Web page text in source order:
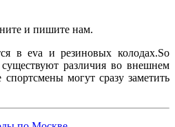
и пишите нам.
в eva и резиновых колодах.So
различия во внешнем
могут сразу заметить